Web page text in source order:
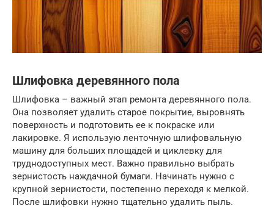
Шлифовка деревянного пола
Шлифовка – важный этап ремонта деревянного пола.
Она позволяет удалить старое покрытие, выровнять
поверхность и подготовить ее к покраске или
лакировке. Я использую ленточную шлифовальную
машину для больших площадей и циклевку для
труднодоступных мест. Важно правильно выбрать
зернистость наждачной бумаги. Начинать нужно с
крупной зернистости, постепенно переходя к мелкой.
После шлифовки нужно тщательно удалить пыль.